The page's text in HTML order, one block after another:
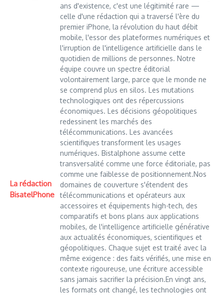
La rédaction
BisatelPhone
ans d'existence, c'est une légitimité rare —
celle d'une rédaction qui a traversé l'ère du
premier iPhone, la révolution du haut débit
mobile, l'essor des plateformes numériques et
l'irruption de l'intelligence artificielle dans le
quotidien de millions de personnes. Notre
équipe couvre un spectre éditorial
volontairement large, parce que le monde ne
se comprend plus en silos. Les mutations
technologiques ont des répercussions
économiques. Les décisions géopolitiques
redessinent les marchés des
télécommunications. Les avancées
scientifiques transforment les usages
numériques. Bistalphone assume cette
transversalité comme une force éditoriale, pas
comme une faiblesse de positionnement.Nos
domaines de couverture s'étendent des
télécommunications et opérateurs aux
accessoires et équipements high-tech, des
comparatifs et bons plans aux applications
mobiles, de l'intelligence artificielle générative
aux actualités économiques, scientifiques et
géopolitiques. Chaque sujet est traité avec la
même exigence : des faits vérifiés, une mise en
contexte rigoureuse, une écriture accessible
sans jamais sacrifier la précision.En vingt ans,
les formats ont changé, les technologies ont